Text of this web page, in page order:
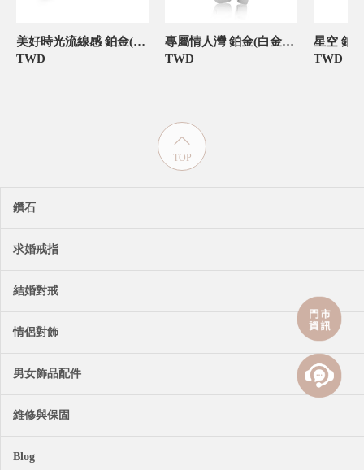
美好時光流線感 鉑金(白金)鑽石結婚對戒
TWD
專屬情人灣 鉑金(白金)鑽石結婚對戒
TWD
TWD
TOP
鑽石
求婚戒指
結婚對戒
情侶對飾
男女飾品配件
維修與保固
Blog